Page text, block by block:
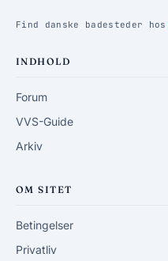
Find danske badesteder hos
INDHOLD
Forum
VVS-Guide
Arkiv
OM SITET
Betingelser
Privatliv